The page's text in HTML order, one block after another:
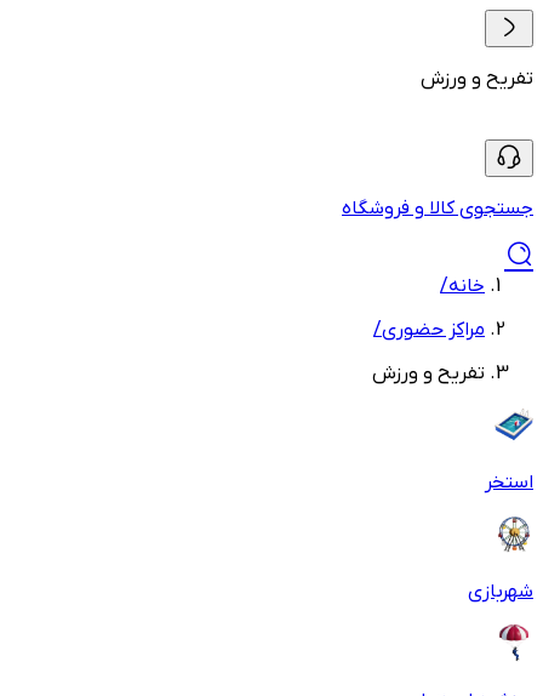
تفریح و ورزش
جستجوی کالا و فروشگاه
خانه/
مراکز حضوری/
تفریح و ورزش
استخر
شهربازی